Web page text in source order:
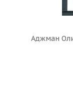
Аджман